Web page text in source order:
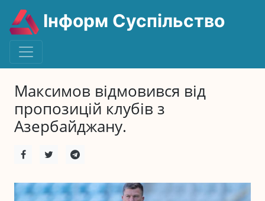
Інформ Суспільство
Максимов відмовився від
пропозицій клубів з
Азербайджану.